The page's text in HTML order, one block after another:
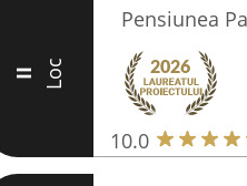
II Loc
Pensiunea
10.0